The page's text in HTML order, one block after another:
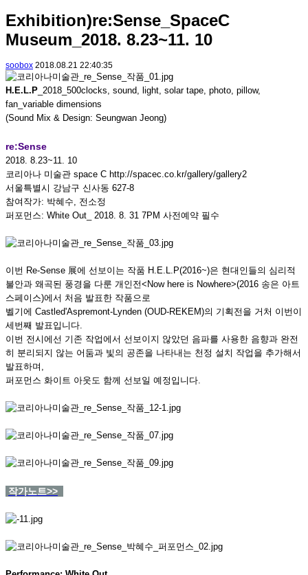
Exhibition)re:Sense_SpaceC
Museum_2018. 8.23~11. 10
soobox 2018.08.21 22:40:35
H.E.L.P _2018_500clocks, sound, light, solar tape, photo, pillow,
fan_variable dimensions
(Sound Mix & Design: Seungwan Jeong)
re:Sense
2018. 8.23~11. 10
코리아나 미술관 space C http://spacec.co.kr/gallery/gallery2
서울특별시 강남구 신사동 627-8
참여작가: 박혜수, 전소정
퍼포먼스: White Out_ 2018. 8. 31 7PM 사전예약 필수
이번 Re-Sense 展에 선보이는 작품 H.E.L.P(2016~)은 현대인들의 심리적
불안과 왜곡된 풍경을 다룬 개인전<Now here is Nowhere>(2016 송은 아트
스페이스)에서 처음 발표한 작품으로
벨기에 Castled'Aspremont-Lynden (OUD-REKEM)의 기획전을 거처 이번이
세번째 발표입니다.
이번 전시에선 기존 작업에서 선보이지 않았던 음파를 사용한 음향과 완전
히 분리되지 않는 어둠과 빛의 공존을 나타내는 천정 설치 작업을 추가해서
발표하며,
퍼포먼스 화이트 아웃도 함께 선보일 예정입니다.
작가노트>>